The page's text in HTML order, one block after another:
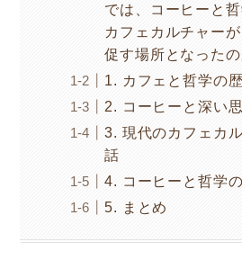
では、コーヒーと
カフェカルチャー
促す場所となったの
1. カフェと哲学の
2. コーヒーと深い
3. 現代のカフェカ
話
4. コーヒーと哲学
5. まとめ